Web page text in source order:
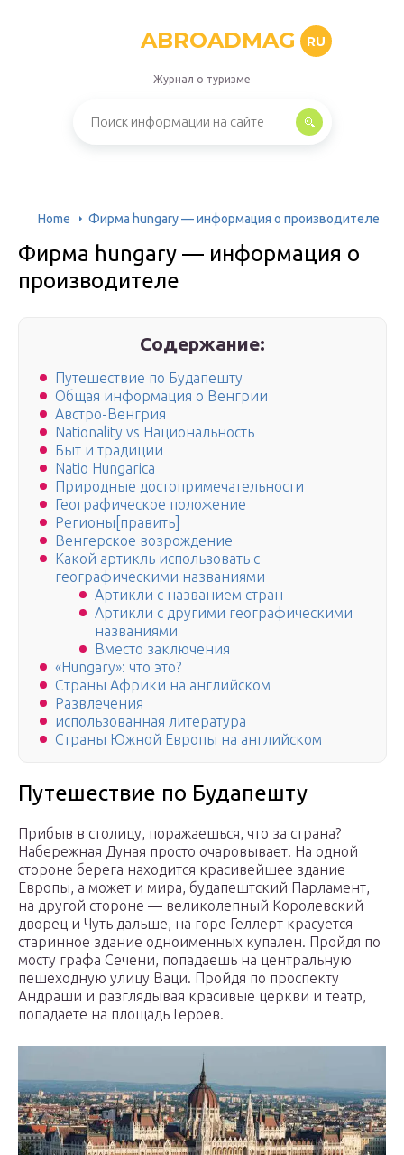
ABROADMAG RU
Журнал о туризме
Home Фирма hungary — информация о производителе
Фирма hungary — информация о
производителе
Содержание:
Путешествие по Будапешту
Общая информация о Венгрии
Австро-Венгрия
Nationality vs Национальность
Быт и традиции
Natio Hungarica
Природные достопримечательности
Географическое положение
Регионы[править]
Венгерское возрождение
Какой артикль использовать с
географическими названиями
Артикли с названием стран
Артикли с другими географическими
названиями
Вместо заключения
«Hungary»: что это?
Страны Африки на английском
Развлечения
использованная литература
Страны Южной Европы на английском
Путешествие по Будапешту
Прибыв в столицу, поражаешься, что за страна?
Набережная Дуная просто очаровывает. На одной
стороне берега находится красивейшее здание
Европы, а может и мира, будапештский Парламент,
на другой стороне — великолепный Королевский
дворец и Чуть дальше, на горе Геллерт красуется
старинное здание одноименных купален. Пройдя по
мосту графа Сечени, попадаешь на центральную
пешеходную улицу Ваци. Пройдя по проспекту
Андраши и разглядывая красивые церкви и театр,
попадаете на площадь Героев.